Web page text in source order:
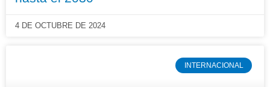
4 DE OCTUBRE DE 2024
INTERNACIONAL